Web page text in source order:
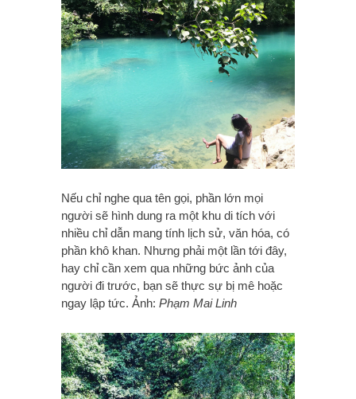
Nếu chỉ nghe qua tên gọi, phần lớn mọi
người sẽ hình dung ra một khu di tích với
nhiều chỉ dẫn mang tính lịch sử, văn hóa, có
phần khô khan. Nhưng phải một lần tới đây,
hay chỉ cần xem qua những bức ảnh của
người đi trước, bạn sẽ thực sự bị mê hoặc
ngay lập tức. Ảnh: Phạm Mai Linh